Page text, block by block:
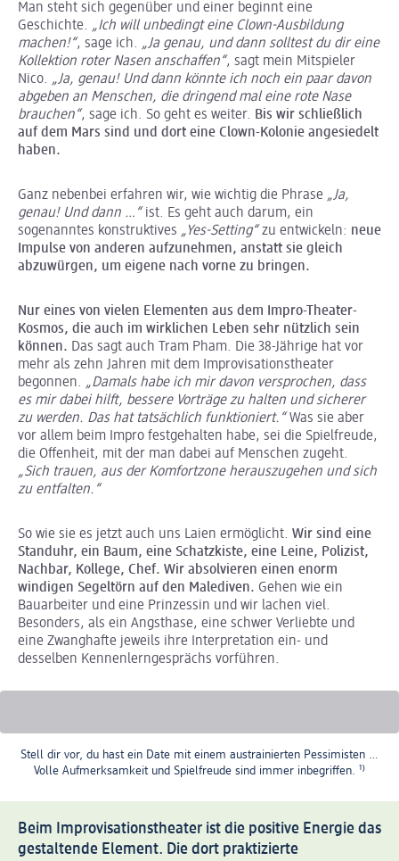
Man steht sich gegenüber und einer beginnt eine
Geschichte. „Ich will unbedingt eine Clown-Ausbildung
machen!“, sage ich. „Ja genau, und dann solltest du dir eine
Kollektion roter Nasen anschaffen“, sagt mein Mitspieler
Nico. „Ja, genau! Und dann könnte ich noch ein paar davon
abgeben an Menschen, die dringend mal eine rote Nase
brauchen“, sage ich. So geht es weiter. Bis wir schließlich
auf dem Mars sind und dort eine Clown-Kolonie angesiedelt
haben.
Ganz nebenbei erfahren wir, wie wichtig die Phrase „Ja,
genau! Und dann …“ ist. Es geht auch darum, ein
sogenanntes konstruktives „Yes-Setting“ zu entwickeln: neue
Impulse von anderen aufzunehmen, anstatt sie gleich
abzuwürgen, um eigene nach vorne zu bringen.
Nur eines von vielen Elementen aus dem Impro-Theater-
Kosmos, die auch im wirklichen Leben sehr nützlich sein
können. Das sagt auch Tram Pham. Die 38-Jährige hat vor
mehr als zehn Jahren mit dem Improvisationstheater
begonnen. „Damals habe ich mir davon versprochen, dass
es mir dabei hilft, bessere Vorträge zu halten und sicherer
zu werden. Das hat tatsächlich funktioniert.“ Was sie aber
vor allem beim Impro festgehalten habe, sei die Spielfreude,
die Offenheit, mit der man dabei auf Menschen zugeht.
„Sich trauen, aus der Komfortzone herauszugehen und sich
zu entfalten.“
So wie sie es jetzt auch uns Laien ermöglicht. Wir sind eine
Standuhr, ein Baum, eine Schatzkiste, eine Leine, Polizist,
Nachbar, Kollege, Chef. Wir absolvieren einen enorm
windigen Segeltörn auf den Malediven. Gehen wie ein
Bauarbeiter und eine Prinzessin und wir lachen viel.
Besonders, als ein Angsthase, eine schwer Verliebte und
eine Zwanghafte jeweils ihre Interpretation ein- und
desselben Kennenlerngesprächs vorführen.
Stell dir vor, du hast ein Date mit einem austrainierten Pessimisten …
Volle Aufmerksamkeit und Spielfreude sind immer inbegriffen. ¹⁾
Beim Improvisationstheater ist die positive Energie das
gestaltende Element. Die dort praktizierte